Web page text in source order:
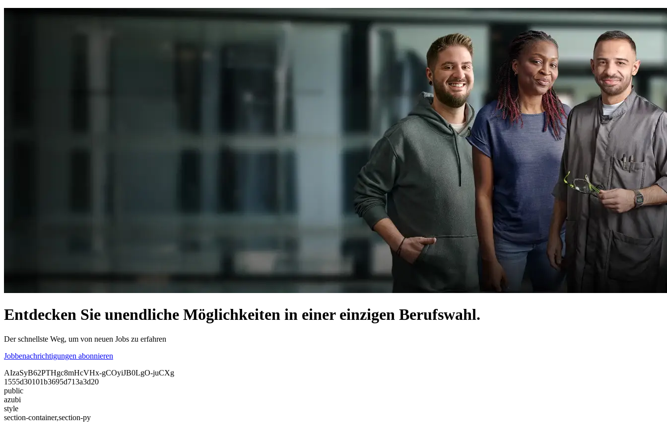
Entdecken Sie unendliche Möglichkeiten in einer einzigen Berufswahl.
Der schnellste Weg, um von neuen Jobs zu erfahren
Jobbenachrichtigungen abonnieren
AIzaSyB62PTHgc8mHcVHx-gCOyiJB0LgO-juCXg
1555d30101b3695d713a3d20
public
azubi
style
section-container,section-py